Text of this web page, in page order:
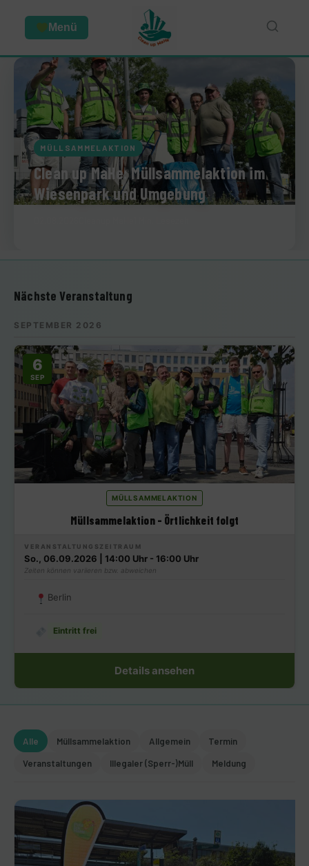
Menü
MÜLLSAMMELAKTION
Clean up MaHe: Müllsammelaktion im
Wiesenpark und Umgebung
Nächste Veranstaltung
SEPTEMBER 2026
6
SEP
MÜLLSAMMELAKTION
Müllsammelaktion – Örtlichkeit folgt
VERANSTALTUNGSZEITRAUM
So., 06.09.2026 | 14:00 Uhr - 16:00 Uhr
Zeiten können variieren bzw. abweichen
Berlin
Eintritt frei
Details ansehen
Alle Müllsammelaktion Allgemein Termin
Veranstaltungen Illegaler (Sperr-)Müll Meldung